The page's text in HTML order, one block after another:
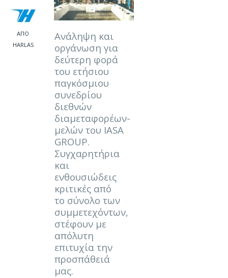
ΑΠΌ
HARLAS
Ανάληψη και
οργάνωση για
δεύτερη φορά
του ετήσιου
παγκόσμιου
συνεδρίου
διεθνών
διαμεταφορέων-
μελών του IASA
GROUP.
Συγχαρητήρια
και
ενθουσιώδεις
κριτικές από
το σύνολο των
συμμετεχόντων,
στέφουν με
απόλυτη
επιτυχία την
προσπάθειά
μας.